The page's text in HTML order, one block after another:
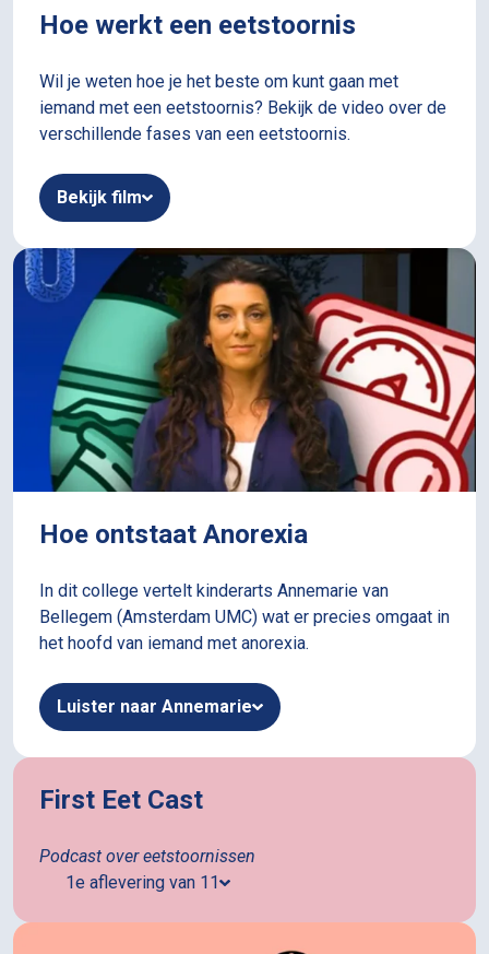
Hoe werkt een eetstoornis
Wil je weten hoe je het beste om kunt gaan met
iemand met een eetstoornis? Bekijk de video over de
verschillende fases van een eetstoornis.
Bekijk film
Hoe ontstaat Anorexia
In dit college vertelt kinderarts Annemarie van
Bellegem (Amsterdam UMC) wat er precies omgaat in
het hoofd van iemand met anorexia.
Luister naar Annemarie
First Eet Cast
Podcast over eetstoornissen
1e aflevering van 11